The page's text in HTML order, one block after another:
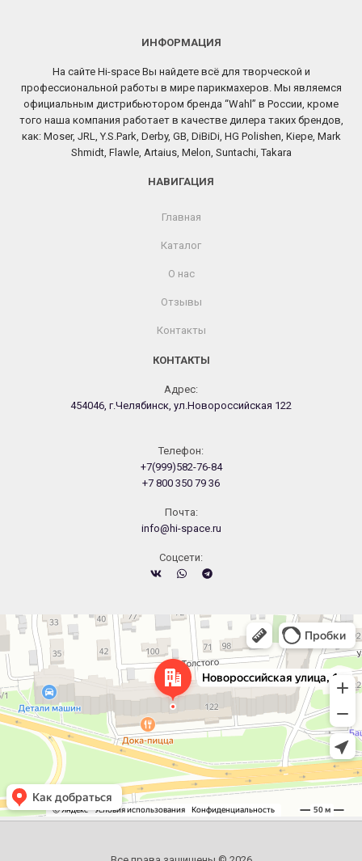
ИНФОРМАЦИЯ
На сайте Hi-space Вы найдете всё для творческой и
профессиональной работы в мире парикмахеров. Мы являемся
официальным дистрибьютором бренда “Wahl” в России, кроме
того наша компания работает в качестве дилера таких брендов,
как: Moser, JRL, Y.S.Park, Derby, GB, DiBiDi, HG Polishen, Kiepe, Mark
Shmidt, Flawle, Artaius, Melon, Suntachi, Takara
НАВИГАЦИЯ
Главная
Каталог
О нас
Отзывы
Контакты
КОНТАКТЫ
Адрес:
454046, г.Челябинск, ул.Новороссийская 122
Телефон:
+7(999)582-76-84
+7 800 350 79 36
Почта:
info@hi-space.ru
Cоцсети:
Челябинск
Новороссийская улица, 122 — Яндекс.Карты